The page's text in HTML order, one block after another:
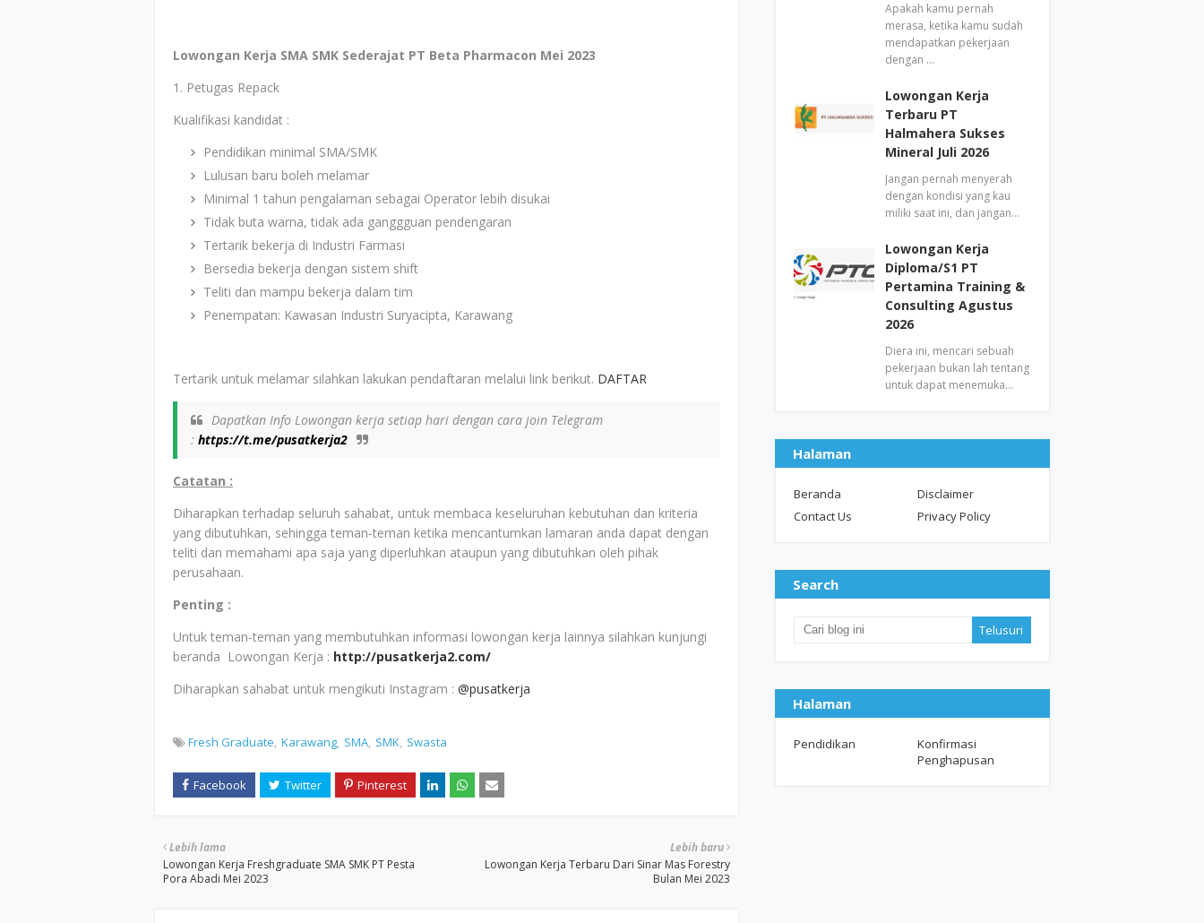
Lowongan Kerja SMA SMK Sederajat PT Beta Pharmacon Mei 2023
1. Petugas Repack
Kualifikasi kandidat :
Pendidikan minimal SMA/SMK
Lulusan baru boleh melamar
Minimal 1 tahun pengalaman sebagai Operator lebih disukai
Tidak buta warna, tidak ada ganggguan pendengaran
Tertarik bekerja di Industri Farmasi
Bersedia bekerja dengan sistem shift
Teliti dan mampu bekerja dalam tim
Penempatan: Kawasan Industri Suryacipta, Karawang
Tertarik untuk melamar silahkan lakukan pendaftaran melalui link berikut. DAFTAR
Dapatkan Info Lowongan kerja setiap hari dengan cara join Telegram
: https://t.me/pusatkerja2
Catatan :
Diharapkan terhadap seluruh sahabat, untuk membaca keseluruhan kebutuhan dan kriteria
yang dibutuhkan, sehingga teman-teman ketika mencantumkan lamaran anda dapat dengan
teliti dan memahami apa saja yang diperluhkan ataupun yang dibutuhkan oleh pihak
perusahaan.
Penting :
Untuk teman-teman yang membutuhkan informasi lowongan kerja lainnya silahkan kunjungi
beranda Lowongan Kerja : http://pusatkerja2.com/
Diharapkan sahabat untuk mengikuti Instagram : @pusatkerja
Fresh Graduate Karawang SMA SMK Swasta
Lebih baru
Lowongan Kerja Terbaru Dari Sinar Mas Forestry
Bulan Mei 2023
Lebih lama
Lowongan Kerja Freshgraduate SMA SMK PT Pesta
Pora Abadi Mei 2023
Apakah kamu pernah
merasa, ketika kamu sudah
mendapatkan pekerjaan
dengan …
Lowongan Kerja
Terbaru PT
Halmahera Sukses
Mineral Juli 2026
Jangan pernah menyerah
dengan kondisi yang kau
miliki saat ini, dan jangan…
Lowongan Kerja
Diploma/S1 PT
Pertamina Training &
Consulting Agustus
2026
Diera ini, mencari sebuah
pekerjaan bukan lah tentang
untuk dapat menemuka…
Halaman
Beranda
Disclaimer
Contact Us
Privacy Policy
Search
Halaman
Pendidikan
Konfirmasi
Penghapusan